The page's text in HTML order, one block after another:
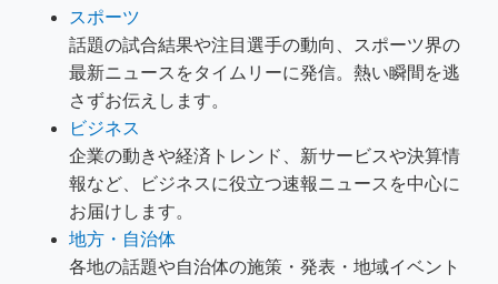
スポーツ
話題の試合結果や注目選手の動向、スポーツ界の
最新ニュースをタイムリーに発信。熱い瞬間を逃
さずお伝えします。
ビジネス
企業の動きや経済トレンド、新サービスや決算情
報など、ビジネスに役立つ速報ニュースを中心に
お届けします。
地方・自治体
各地の話題や自治体の施策・発表・地域イベント